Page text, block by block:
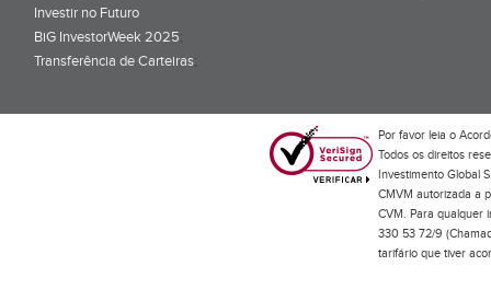
Investir no Futuro
BiG InvestorWeek 2025;
Transferência de Carteiras;
Por favor leia o
Todos os direitos
Investimento Global
CMVM autorizada a
CVM. Para qualquer
330 53 72/9
tarifário que tiver